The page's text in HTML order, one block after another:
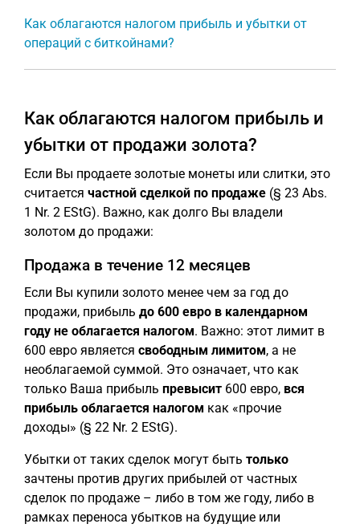
Как облагаются налогом прибыль и убытки от
операций с биткойнами?
Как облагаются налогом прибыль и
убытки от продажи золота?
Если Вы продаете золотые монеты или слитки, это
считается частной сделкой по продаже (§ 23 Abs.
1 Nr. 2 EStG). Важно, как долго Вы владели
золотом до продажи:
Продажа в течение 12 месяцев
Если Вы купили золото менее чем за год до
продажи, прибыль до 600 евро в календарном
году не облагается налогом. Важно: этот лимит в
600 евро является свободным лимитом, а не
необлагаемой суммой. Это означает, что как
только Ваша прибыль превысит 600 евро, вся
прибыль облагается налогом как «прочие
доходы» (§ 22 Nr. 2 EStG).
Убытки от таких сделок могут быть только
зачтены против других прибылей от частных
сделок по продаже – либо в том же году, либо в
рамках переноса убытков на будущие или